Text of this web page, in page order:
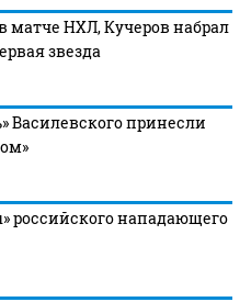
матче НХЛ, Кучеров набрал
звезда
Василевского принесли
российского нападающего